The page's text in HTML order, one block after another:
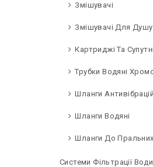
Змішувачі
Змішувачі Для Душу
Картриджі Та
Трубки Водяні
Шланги
Шланги Водяні
Шланги До
Системи Фільтрації Води